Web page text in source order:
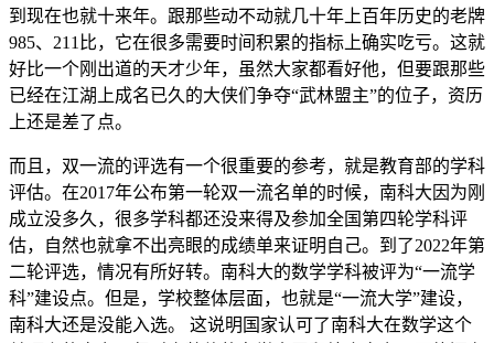
到现在也就十来年。跟那些动不动就几十年上百年历史的老牌
985、211比，它在很多需要时间积累的指标上确实吃亏。这就
好比一个刚出道的天才少年，虽然大家都看好他，但要跟那些
已经在江湖上成名已久的大侠们争夺“武林盟主”的位子，资历
上还是差了点。
而且，双一流的评选有一个很重要的参考，就是教育部的学科
评估。在2017年公布第一轮双一流名单的时候，南科大因为刚
成立没多久，很多学科都还没来得及参加全国第四轮学科评
估，自然也就拿不出亮眼的成绩单来证明自己。到了2022年第
二轮评选，情况有所好转。南科大的数学学科被评为“一流学
科”建设点。但是，学校整体层面，也就是“一流大学”建设，
南科大还是没能入选。 这说明国家认可了南科大在数学这个